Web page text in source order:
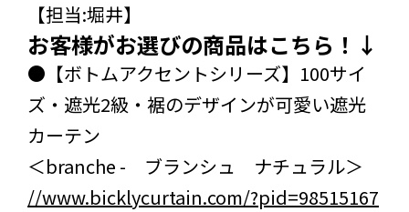
【担当:堀井】
お客様がお選びの商品はこちら！↓
●【ボトムアクセントシリーズ】100サイ
ズ・遮光2級・裾のデザインが可愛い遮光
カーテン
＜branche - ブランシュ ナチュラル＞
//www.bicklycurtain.com/?pid=98515167